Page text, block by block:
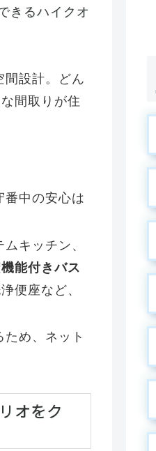
きるハイクオ
間設計。どん
間取りが住
番中の安心は
キッチン、
能付きバス
便座など、
め、ネット
オをク